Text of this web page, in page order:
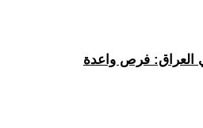
في العراق: فرص واعدة